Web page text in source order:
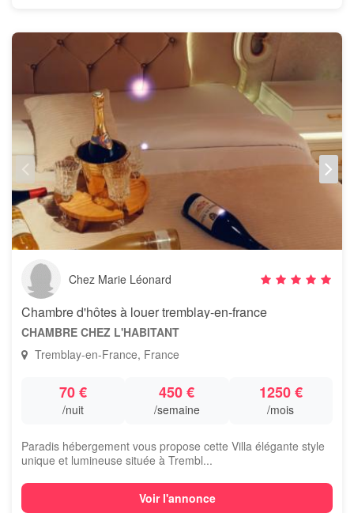
Chez Marie Léonard
Chambre d'hôtes à louer tremblay-en-france
CHAMBRE CHEZ L'HABITANT
Tremblay-en-France, France
70 €
/nuit
450 €
/semaine
1250 €
/mois
Paradis hébergement vous propose cette Villa élégante style
unique et lumineuse située à Trembl...
Voir l'annonce